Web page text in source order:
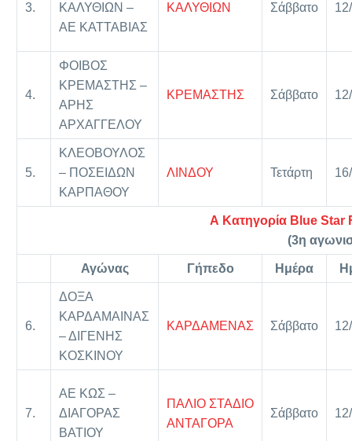
3.
ΚΑΛΥΘΙΩΝ –
ΑΕ ΚΑΤΤΑΒΙΑΣ
ΚΑΛΥΘΙΩΝ Σάββατο
4.
ΦΟΙΒΟΣ
ΚΡΕΜΑΣΤΗΣ –
ΑΡΗΣ
ΑΡΧΑΓΓΕΛΟΥ
ΚΡΕΜΑΣΤΗΣ Σάββατο
5.
ΚΛΕΟΒΟΥΛΟΣ
– ΠΟΣΕΙΔΩΝ
ΚΑΡΠΑΘΟΥ
ΛΙΝΔΟΥ Τετάρτη
Α Κατηγορία Blue Star
(3η
Αγώνας Γήπεδο Ημέρα
6.
ΔΟΞΑ
ΚΑΡΔΑΜΑΙΝΑΣ
– ΔΙΓΕΝΗΣ
ΚΟΣΚΙΝΟΥ
ΚΑΡΔΑΜΕΝΑΣ Σάββατο
7.
ΑΕ ΚΩΣ –
ΔΙΑΓΟΡΑΣ
ΒΑΤΙΟΥ
ΠΑΛΙΟ ΣΤΑΔΙΟ
ΑΝΤΑΓΟΡΑ
Σάββατο